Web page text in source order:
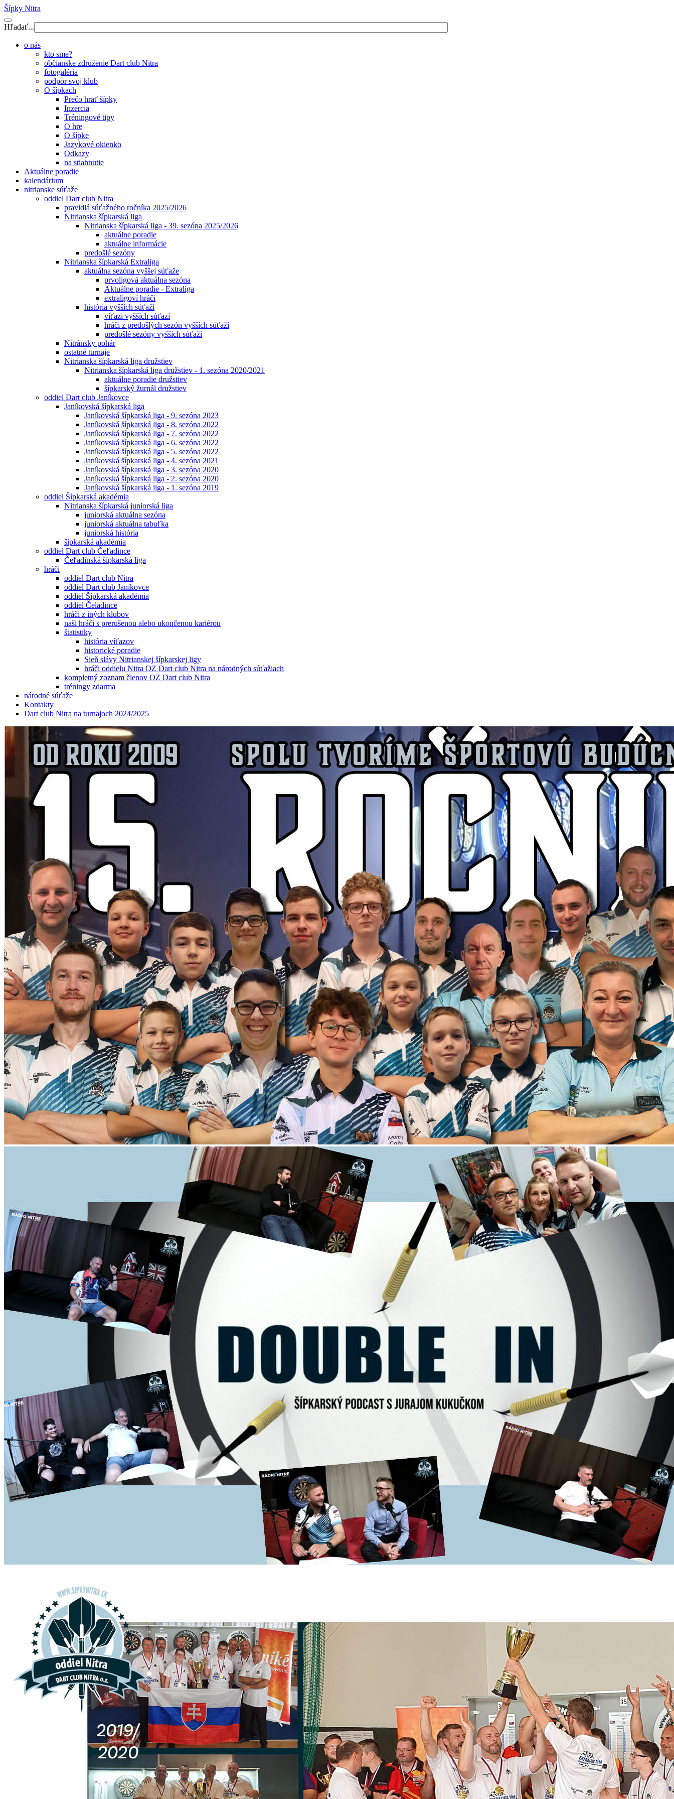
Šípky Nitra
Hľadať...
o nás
kto sme?
občianske združenie Dart club Nitra
fotogaléria
podpor svoj klub
O šípkach
Prečo hrať šípky
Inzercia
Tréningové tipy
O hre
O šípke
Jazykové okienko
Odkazy
na stiahnutie
Aktuálne poradie
kalendárium
nitrianske súťaže
oddiel Dart club Nitra
pravidlá súťažného ročníka 2025/2026
Nitrianska šípkarská liga
Nitrianska šípkarská liga - 39. sezóna 2025/2026
aktuálne poradie
aktuálne informácie
predošlé sezóny
Nitrianska šípkarská Extraliga
aktuálna sezóna vyššej súťaže
prvoligová aktuálna sezóna
Aktuálne poradie - Extraliga
extraligoví hráči
história vyšších súťaží
víťazi vyšších súťazí
hráči z predošlých sezón vyšších súťaží
predošlé sezóny vyšších súťaží
Nitránsky pohár
ostatné turnaje
Nitrianska šípkarská liga družstiev
Nitrianska šípkarská liga družstiev - 1. sezóna 2020/2021
aktuálne poradie družstiev
šípkarský žurnál družstiev
oddiel Dart club Janíkovce
Janíkovská šípkarská liga
Janíkovská šípkarská liga - 9. sezóna 2023
Janíkovská šípkarská liga - 8. sezóna 2022
Janíkovská šípkarská liga - 7. sezóna 2022
Janíkovská šípkarská liga - 6. sezóna 2022
Janíkovská šípkarská liga - 5. sezóna 2022
Janíkovská šípkarská liga - 4. sezóna 2021
Janíkovská šípkarská liga - 3. sezóna 2020
Janíkovská šípkarská liga - 2. sezóna 2020
Janíkovská šípkarská liga - 1. sezóna 2019
oddiel Šípkarská akadémia
Nitrianska šípkarská juniorská liga
juniorská aktuálna sezóna
juniorská aktuálna tabuľka
juniorská história
šípkarská akadémia
oddiel Dart club Čeľadince
Čeľadinská šípkarská liga
hráči
oddiel Dart club Nitra
oddiel Dart club Janíkovce
oddiel Šípkarská akadémia
oddiel Čeladince
hráči z iných klubov
naši hráči s prerušenou alebo ukončenou kariérou
štatistiky
história víťazov
historické poradie
Sieň slávy Nitrianskej šípkarskej ligy
hráči oddielu Nitra OZ Dart club Nitra na národných súťažiach
kompletný zoznam členov OZ Dart club Nitra
tréningy zdarma
národné súťaže
Kontakty
Dart club Nitra na turnajoch 2024/2025